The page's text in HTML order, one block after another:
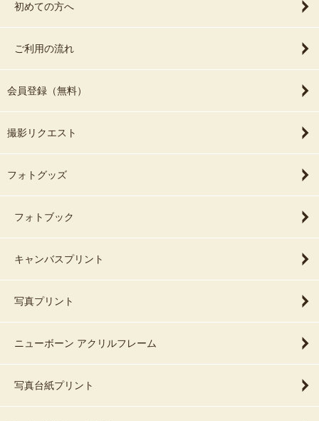
初めての方へ
ご利用の流れ
会員登録（無料）
撮影リクエスト
フォトグッズ
フォトブック
キャンバスプリント
写真プリント
ニューボーン アクリルフレーム
写真台紙プリント